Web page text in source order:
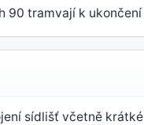
90 tramvají k
sídlišť včetně